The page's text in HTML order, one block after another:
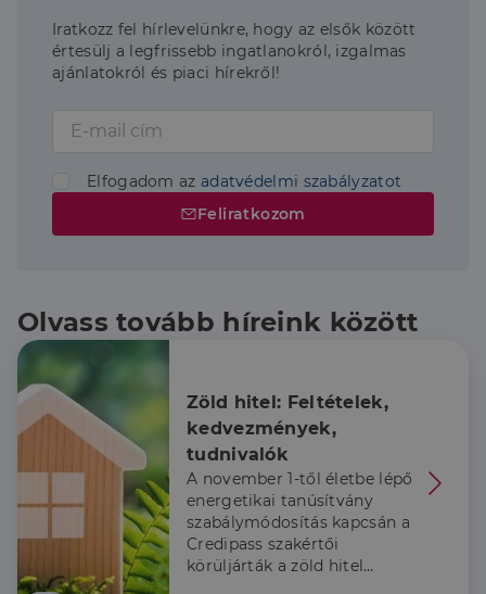
Iratkozz fel hírlevelünkre, hogy az elsők között
értesülj a legfrissebb ingatlanokról, izgalmas
ajánlatokról és piaci hírekről!
Elfogadom az adatvédelmi szabályzatot
Feliratkozom
Olvass tovább híreink között
Zöld hitel: Feltételek,
kedvezmények,
tudnivalók
A november 1-től életbe lépő
energetikai tanúsítvány
szabálymódosítás kapcsán a
Credipass szakértői
körüljárták a zöld hitel